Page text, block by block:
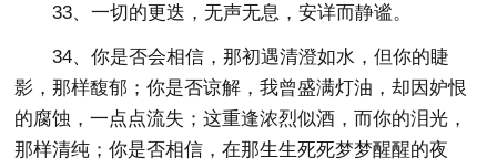
33、一切的更迭，无声无息，安详而静谧。
34、你是否会相信，那初遇清澄如水，但你的睫
影，那样馥郁；你是否谅解，我曾盛满灯油，却因妒恨
的腐蚀，一点点流失；这重逢浓烈似酒，而你的泪光，
那样清纯；你是否相信，在那生生死死梦梦醒醒的夜